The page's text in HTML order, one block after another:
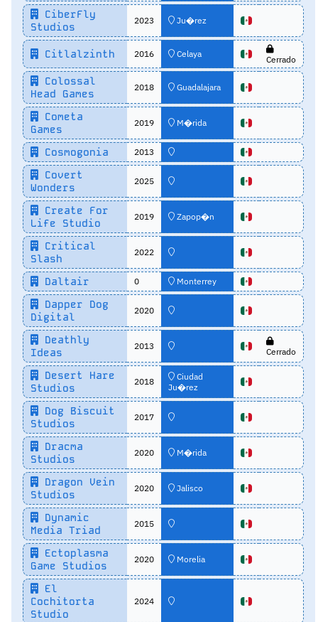
CiberFly
Studios
2023 Ju�rez
Citlalzinth 2016 Celaya
Cerrado
Colossal
Head Games
2018 Guadalajara
Cometa
Games
2019 M�rida
Cosmogonia 2013
Covert
Wonders
2025
Create For
Life Studio
2019 Zapop�n
Critical
Slash
2022
Daltair 0 Monterrey
Dapper Dog
Digital
2020
Deathly
Ideas
2013
Cerrado
Desert Hare
Studios
2018
Ciudad
Ju�rez
Dog Biscuit
Studios
2017
Dracma
Studios
2020 M�rida
Dragon Vein
Studios
2020 Jalisco
Dynamic
Media Triad
2015
Ectoplasma
Game Studios
2020 Morelia
El
Cochitorta
Studio
2024